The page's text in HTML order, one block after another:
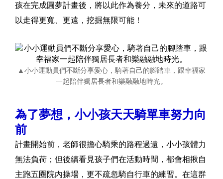
孩在完成圓夢計畫後，將以此作為養分，未來的道路可
以走得更寬、更遠，挖掘無限可能！
▲小小運動員們不斷分享愛心，騎著自己的腳踏車，跟幸福家
一起陪伴獨居長者和樂融融地時光。
為了夢想，小小孩天天騎單車努力向
前
計畫開始前，老師很擔心騎乘的路程過遠，小小孩體力
無法負荷；但後續看見孩子們在活動時間，都會相揪自
主跑五圈院內操場，更不疏忽騎自行車的練習。在這群